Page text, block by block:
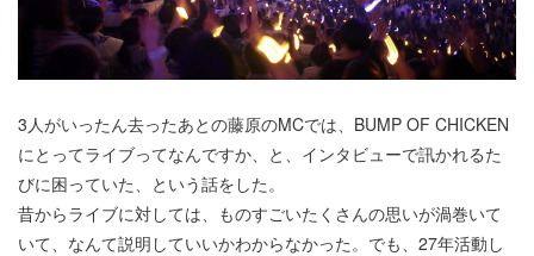
3人がいったん去ったあとの藤原のMCでは、BUMP OF CHICKEN
にとってライブってなんですか、と、インタビューで訊かれるた
びに困っていた、という話をした。
昔からライブに対しては、ものすごいたくさんの思いが渦巻いて
いて、なんて説明していいかわからなかった。でも、27年活動し